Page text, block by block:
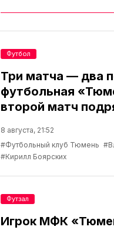
Три матча — два
футбольная
второй матч
8 августа, 21:52
#Футбольный клуб Тюмень
#Кирилл Боярских
Футбол
Игрок МФК
Футзал